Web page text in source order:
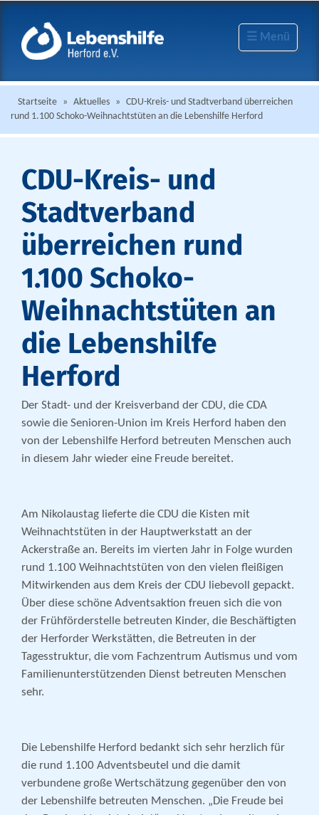
☰ Menü
Startseite » Aktuelles »
CDU-Kreis- und Stadtverband überreichen
rund 1.100 Schoko-Weihnachtstüten an die Lebenshilfe Herford
CDU-Kreis- und
Stadtverband
überreichen rund
1.100 Schoko-
Weihnachtstüten an
die Lebenshilfe
Herford
Der Stadt- und der Kreisverband der CDU, die CDA
sowie die Senioren-Union im Kreis Herford haben den
von der Lebenshilfe Herford betreuten Menschen auch
in diesem Jahr wieder eine Freude bereitet.
Am Nikolaustag lieferte die CDU die Kisten mit
Weihnachtstüten in der Hauptwerkstatt an der
Ackerstraße an. Bereits im vierten Jahr in Folge wurden
rund 1.100 Weihnachtstüten von den vielen fleißigen
Mitwirkenden aus dem Kreis der CDU liebevoll gepackt.
Über diese schöne Adventsaktion freuen sich die von
der Frühförderstelle betreuten Kinder, die Beschäftigten
der Herforder Werkstätten, die Betreuten in der
Tagesstruktur, die vom Fachzentrum Autismus und vom
Familienunterstützenden Dienst betreuten Menschen
sehr.
Die Lebenshilfe Herford bedankt sich sehr herzlich für
die rund 1.100 Adventsbeutel und die damit
verbundene große Wertschätzung gegenüber den von
der Lebenshilfe betreuten Menschen. „Die Freude bei